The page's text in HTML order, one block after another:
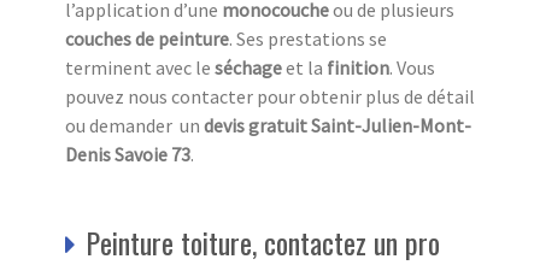
l’application d’une monocoucheou de plusieurs
couches de peinture. Ses prestations se
terminent avec le séchageet la finition. Vous
pouvez nous contacter pour obtenir plus de détail
ou demander un devis gratuit Saint-Julien-Mont-
Denis Savoie 73.
Peinture toiture, contactez un pro